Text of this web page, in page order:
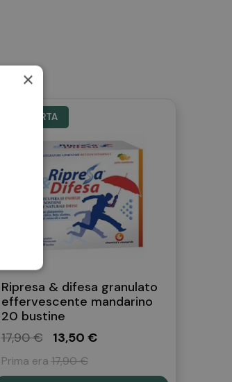
Ripresa & difesa granulato
effervescente mandarino
20 bustine
IN OFFERTA
17,90 € 13,50 €
Prima era 17,90 €
×